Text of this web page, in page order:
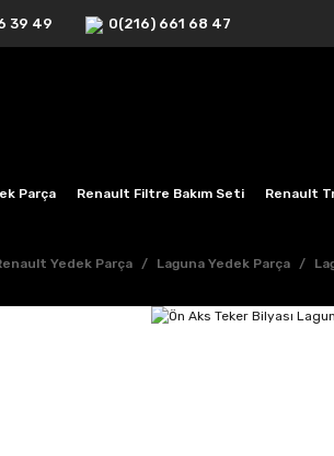
39 49 0(216) 661 68 47
Parça Renault Filtre Bakım Seti Renault
Yedek Parça Laguna Yedek Parça